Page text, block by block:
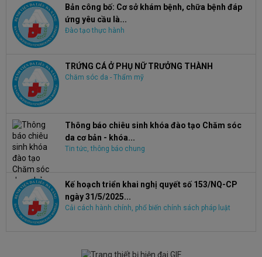
Bản công bố: Cơ sở khám bệnh, chữa bệnh đáp
ứng yêu cầu là...
Đào tạo thực hành
TRỨNG CÁ Ở PHỤ NỮ TRƯỞNG THÀNH
Chăm sóc da - Thẩm mỹ
Thông báo chiêu sinh khóa đào tạo Chăm sóc
da cơ bản - khóa...
Tin tức, thông báo chung
Kế hoạch triển khai nghị quyết số 153/NQ-CP
ngày 31/5/2025...
Cải cách hành chính, phổ biến chính sách pháp luật